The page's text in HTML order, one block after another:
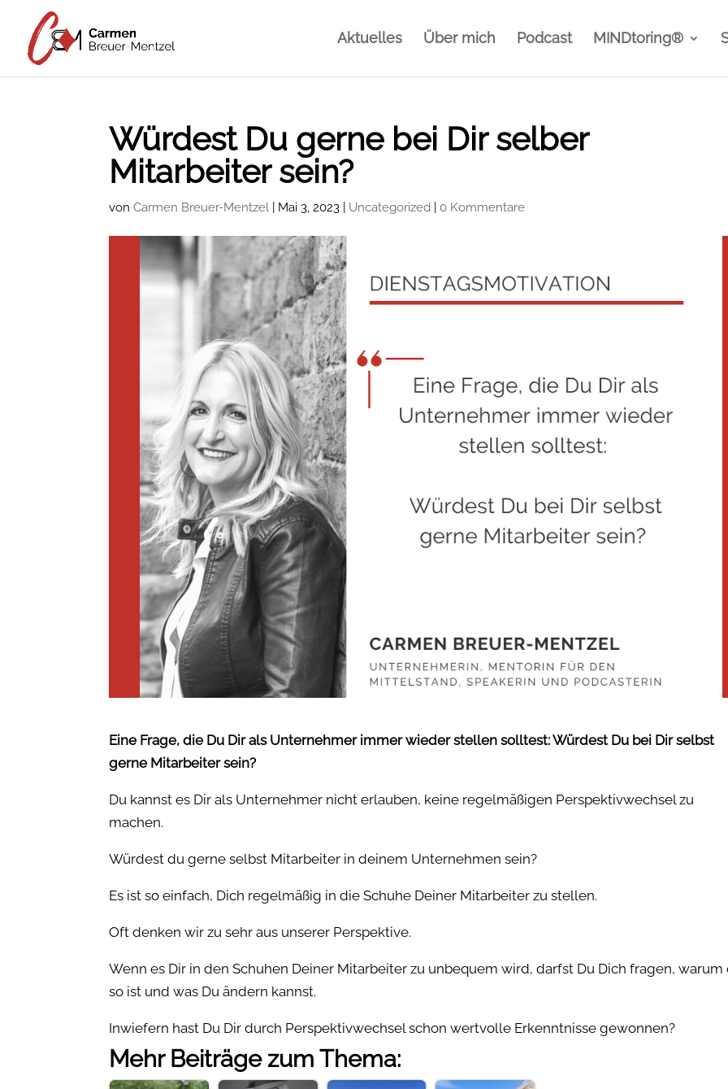
Aktuelles Über mich Podcast MINDtoring®
Würdest Du gerne bei Dir selber
Mitarbeiter sein?
vonCarmen Breuer-Mentzel Mai 3, 2023 Uncategorized 0 Kommentare
Eine Frage, die Du Dir als Unternehmer immer wieder stellen solltest: Würdest Du bei Dir selbst
gerne Mitarbeiter sein?
Du kannst es Dir als Unternehmer nicht erlauben, keine regelmäßigen Perspektivwechsel zu
machen.
Würdest du gerne selbst Mitarbeiter in deinem Unternehmen sein?
Es ist so einfach, Dich regelmäßig in die Schuhe Deiner Mitarbeiter zu stellen.
Oft denken wir zu sehr aus unserer Perspektive.
Wenn es Dir in den Schuhen Deiner Mitarbeiter zu unbequem wird, darfst Du Dich fragen, warum
so ist und was Du ändern kannst.
Inwiefern hast Du Dir durch Perspektivwechsel schon wertvolle Erkenntnisse gewonnen?
Mehr Beiträge zum Thema: